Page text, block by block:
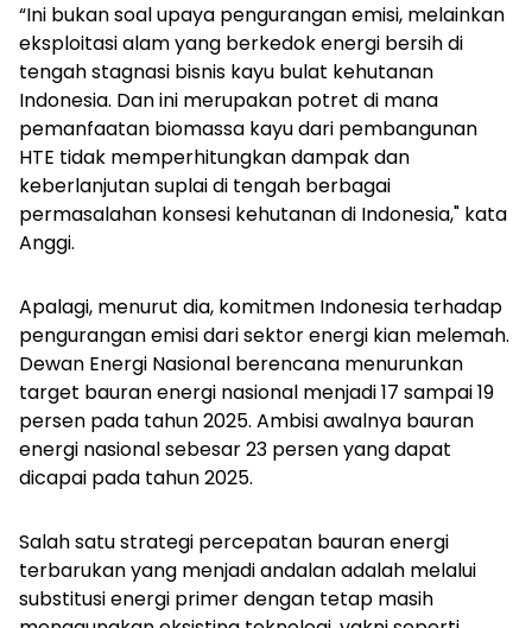
“Ini bukan soal upaya pengurangan emisi, melainkan
eksploitasi alam yang berkedok energi bersih di
tengah stagnasi bisnis kayu bulat kehutanan
Indonesia. Dan ini merupakan potret di mana
pemanfaatan biomassa kayu dari pembangunan
HTE tidak memperhitungkan dampak dan
keberlanjutan suplai di tengah berbagai
permasalahan konsesi kehutanan di Indonesia," kata
Anggi.
Apalagi, menurut dia, komitmen Indonesia terhadap
pengurangan emisi dari sektor energi kian melemah.
Dewan Energi Nasional berencana menurunkan
target bauran energi nasional menjadi 17 sampai 19
persen pada tahun 2025. Ambisi awalnya bauran
energi nasional sebesar 23 persen yang dapat
dicapai pada tahun 2025.
Salah satu strategi percepatan bauran energi
terbarukan yang menjadi andalan adalah melalui
substitusi energi primer dengan tetap masih